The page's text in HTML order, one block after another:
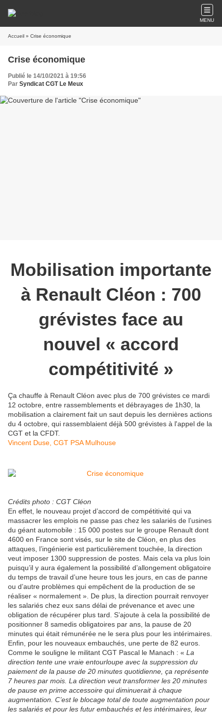
MENU
Accueil » Crise économique
Crise économique
Publié le 14/10/2021 à 19:56
Par Syndicat CGT Le Meux
Mobilisation importante
à Renault Cléon : 700
grévistes face au
nouvel « accord
compétitivité »
Ça chauffe à Renault Cléon avec plus de 700 grévistes ce mardi
12 octobre, entre rassemblements et débrayages de 1h30, la
mobilisation a clairement fait un saut depuis les dernières actions
du 4 octobre, qui rassemblaient déjà 500 grévistes à l'appel de la
CGT et la CFDT.
Vincent Duse, CGT PSA Mulhouse
Crédits photo : CGT Cléon
En effet, le nouveau projet d’accord de compétitivité qui va
massacrer les emplois ne passe pas chez les salariés de l’usines
du géant automobile : 15 000 postes sur le groupe Renault dont
4600 en France sont visés, sur le site de Cléon, en plus des
attaques, l’ingénierie est particulièrement touchée, la direction
veut imposer 1300 suppression de postes. Mais cela va plus loin
puisqu’il y aura également la possibilité d’allongement obligatoire
du temps de travail d’une heure tous les jours, en cas de panne
ou d’autre problèmes qui empêchent de la production de se
réaliser « normalement ». De plus, la direction pourrait renvoyer
les salariés chez eux sans délai de prévenance et avec une
obligation de récupérer plus tard. S’ajoute à cela la possibilité de
positionner 8 samedis obligatoires par ans, la pause de 20
minutes qui était rémunérée ne le sera plus pour les intérimaires.
Enfin, pour les nouveaux embauchés, une perte de 82 euros.
Comme le souligne le militant CGT Pascal le Manach : « La
direction tente une vraie entourloupe avec la suppression du
paiement de la pause de 20 minutes quotidienne, ça représente
7 heures par mois. La direction veut transformer les 20 minutes
de pause en prime accessoire qui diminuerait à chaque
augmentation. C’est le blocage total de toute augmentation pour
les salariés et pour les futur embauchés et les intérimaires, leur